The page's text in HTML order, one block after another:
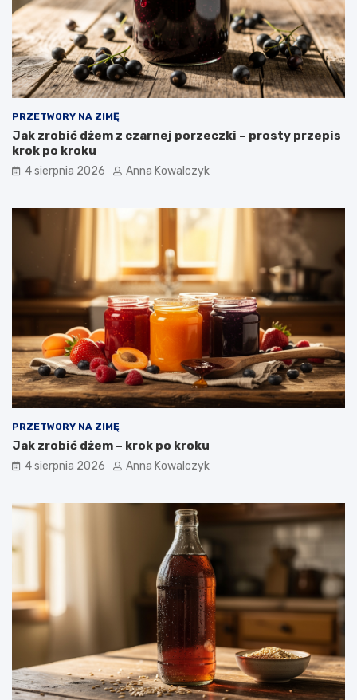
PRZETWORY NA ZIMĘ
Jak zrobić dżem z czarnej porzeczki – prosty przepis
krok po kroku
4 sierpnia 2026 Anna Kowalczyk
PRZETWORY NA ZIMĘ
Jak zrobić dżem – krok po kroku
4 sierpnia 2026 Anna Kowalczyk